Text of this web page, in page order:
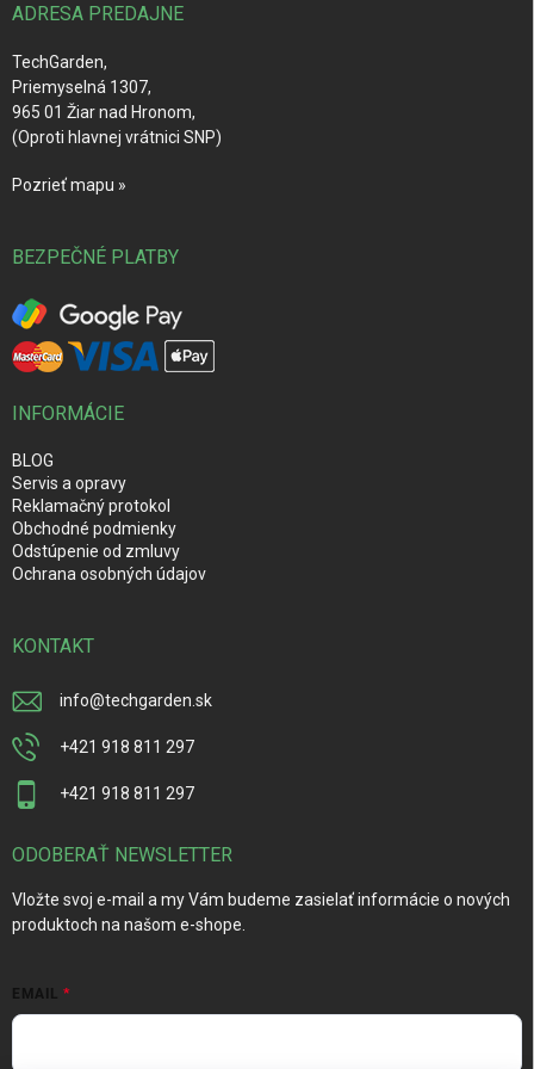
ADRESA PREDAJNE
TechGarden,
Priemyselná 1307,
965 01 Žiar nad Hronom,
(Oproti hlavnej vrátnici SNP)
Pozrieť mapu »
BEZPEČNÉ PLATBY
INFORMÁCIE
BLOG
Servis a opravy
Reklamačný protokol
Obchodné podmienky
Odstúpenie od zmluvy
Ochrana osobných údajov
KONTAKT
info@techgarden.sk
+421 918 811 297
+421 918 811 297
ODOBERAŤ NEWSLETTER
Vložte svoj e-mail a my Vám budeme zasielať informácie o nových
produktoch na našom e-shope.
EMAIL